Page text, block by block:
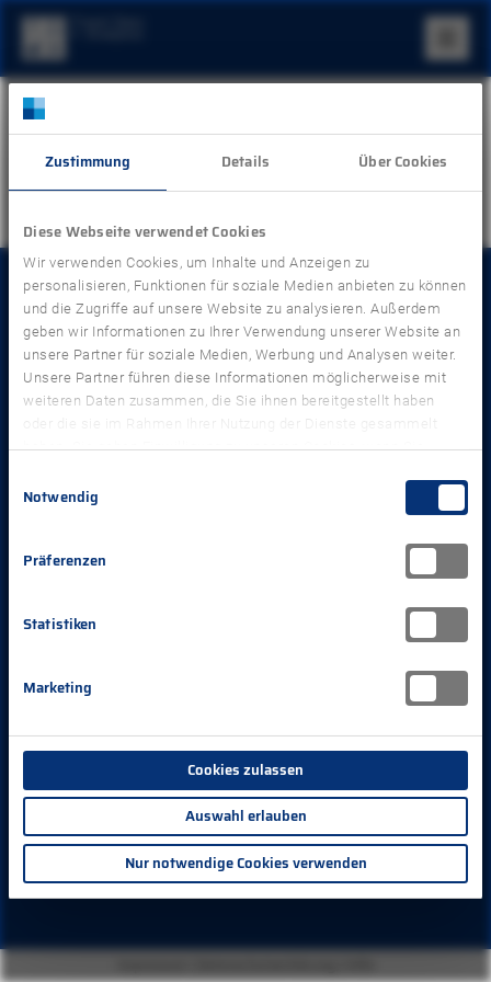
Zustimmung Details Über Cookies
Diese Webseite verwendet Cookies
Wir verwenden Cookies, um Inhalte und Anzeigen zu
personalisieren, Funktionen für soziale Medien anbieten zu können
und die Zugriffe auf unsere Website zu analysieren. Außerdem
geben wir Informationen zu Ihrer Verwendung unserer Website an
unsere Partner für soziale Medien, Werbung und Analysen weiter.
Unsere Partner führen diese Informationen möglicherweise mit
weiteren Daten zusammen, die Sie ihnen bereitgestellt haben
oder die sie im Rahmen Ihrer Nutzung der Dienste gesammelt
haben. Sie geben Einwilligung zu unseren Cookies, wenn Sie
Notwendig
Präferenzen
Statistiken
Marketing
Cookies zulassen
Auswahl erlauben
Nur notwendige Cookies verwenden
Anmelden